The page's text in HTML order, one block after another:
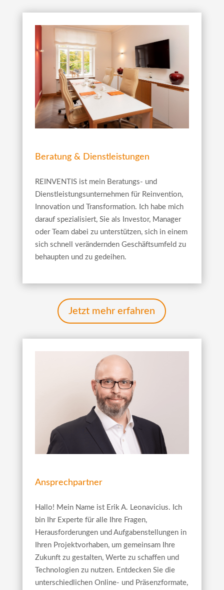
Beratung & Dienstleistungen
REINVENTIS ist mein Beratungs- und
Dienstleistungsunternehmen für Reinvention,
Innovation und Transformation. Ich habe mich
darauf spezialisiert, Sie als Investor, Manager
oder Team dabei zu unterstützen, sich in einem
sich schnell verändernden Geschäftsumfeld zu
behaupten und zu gedeihen.
Jetzt mehr erfahren
Ansprechpartner
Hallo! Mein Name ist Erik A. Leonavicius. Ich
bin Ihr Experte für alle Ihre Fragen,
Herausforderungen und Aufgabenstellungen in
Ihren Projektvorhaben, um gemeinsam Ihre
Zukunft zu gestalten, Werte zu schaffen und
Technologien zu nutzen. Entdecken Sie die
unterschiedlichen Online- und Präsenzformate,